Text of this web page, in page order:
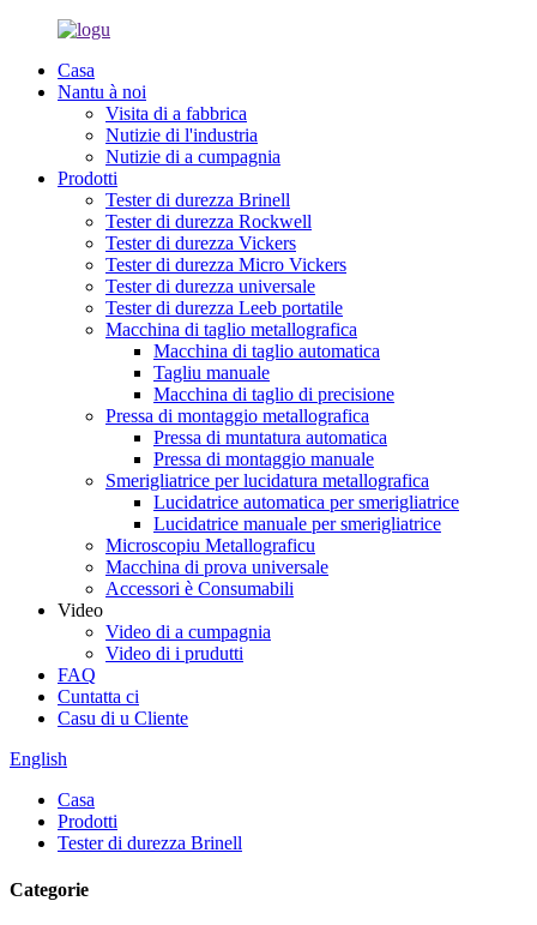
Casa
Nantu à noi
Visita di a fabbrica
Nutizie di l'industria
Nutizie di a cumpagnia
Prodotti
Tester di durezza Brinell
Tester di durezza Rockwell
Tester di durezza Vickers
Tester di durezza Micro Vickers
Tester di durezza universale
Tester di durezza Leeb portatile
Macchina di taglio metallografica
Macchina di taglio automatica
Tagliu manuale
Macchina di taglio di precisione
Pressa di montaggio metallografica
Pressa di muntatura automatica
Pressa di montaggio manuale
Smerigliatrice per lucidatura metallografica
Lucidatrice automatica per smerigliatrice
Lucidatrice manuale per smerigliatrice
Microscopiu Metallograficu
Macchina di prova universale
Accessori è Consumabili
Video
Video di a cumpagnia
Video di i prudutti
FAQ
Cuntatta ci
Casu di u Cliente
English
Casa
Prodotti
Tester di durezza Brinell
Categorie